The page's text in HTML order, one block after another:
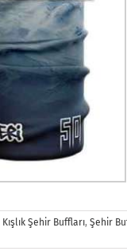
Kışlık Şehir Buffları, Şehir